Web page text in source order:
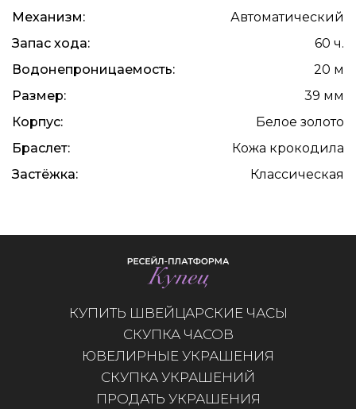
Механизм:
Автоматический
Запас хода:
60 ч.
Водонепроницаемость:
20 м
Размер:
39 мм
Корпус:
Белое золото
Браслет:
Кожа крокодила
Застёжка:
Классическая
КУПИТЬ ШВЕЙЦАРСКИЕ ЧАСЫ
СКУПКА ЧАСОВ
ЮВЕЛИРНЫЕ УКРАШЕНИЯ
СКУПКА УКРАШЕНИЙ
ПРОДАТЬ УКРАШЕНИЯ